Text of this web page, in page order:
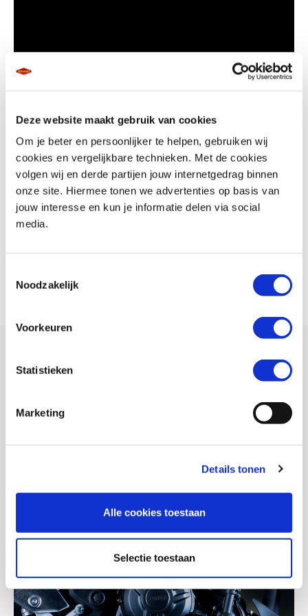
Deze website maakt gebruik van cookies
Om je beter en persoonlijker te helpen, gebruiken wij
cookies en vergelijkbare technieken. Met de cookies
volgen wij en derde partijen jouw internetgedrag binnen
onze site. Hiermee tonen we advertenties op basis van
jouw interesse en kun je informatie delen via social
media.
Noodzakelijk
Voorkeuren
Statistieken
Marketing
Details tonen
Alle cookies toestaan
Selectie toestaan
2024 Yamaha MT-03
Voel je al een echte “Master of Torque” met de Yamaha MT-03. Met de
nauwkeurige handling en uitstekende wendbaarheid.
Gallerij